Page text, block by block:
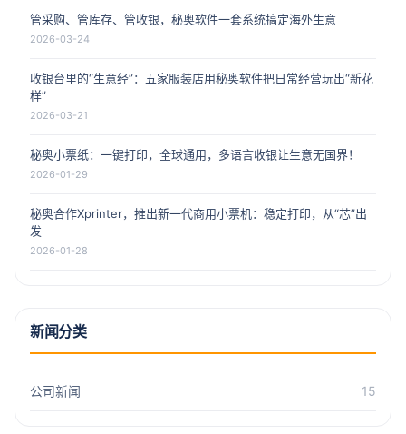
管采购、管库存、管收银，秘奥软件一套系统搞定海外生意
2026-03-24
收银台里的“生意经”：五家服装店用秘奥软件把日常经营玩出“新花
样”
2026-03-21
秘奥小票纸：一键打印，全球通用，多语言收银让生意无国界！
2026-01-29
秘奥合作Xprinter，推出新一代商用小票机：稳定打印，从“芯”出
发
2026-01-28
新闻分类
公司新闻 15